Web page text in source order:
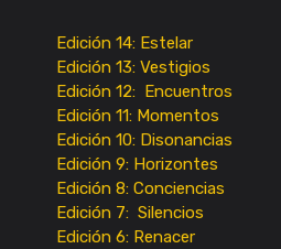
Edición 14: Estelar
Edición 13: Vestigios
Edición 12: Encuentros
Edición 11: Momentos
Edición 10: Disonancias
Edición 9: Horizontes
Edición 8: Conciencias
Edición 7: Silencios
Edición 6: Renacer